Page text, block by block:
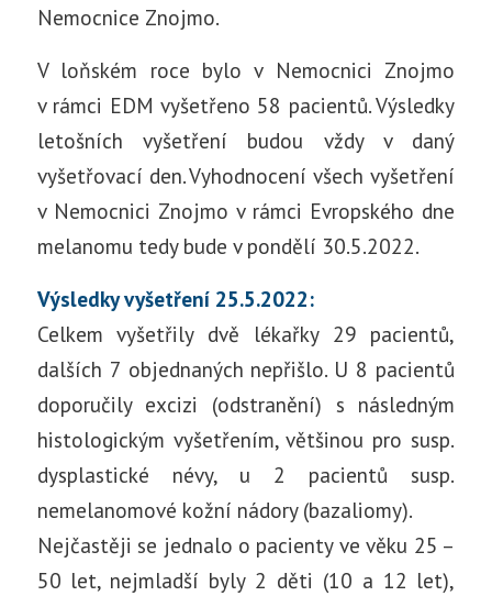
Nemocnice Znojmo.
V loňském roce bylo v Nemocnici Znojmo
v rámci EDM vyšetřeno 58 pacientů. Výsledky
letošních vyšetření budou vždy v daný
vyšetřovací den. Vyhodnocení všech vyšetření
v Nemocnici Znojmo v rámci Evropského dne
melanomu tedy bude v pondělí 30.5.2022.
Výsledky vyšetření 25.5.2022:
Celkem vyšetřily dvě lékařky 29 pacientů,
dalších 7 objednaných nepřišlo. U 8 pacientů
doporučily excizi (odstranění) s následným
histologickým vyšetřením, většinou pro susp.
dysplastické névy, u 2 pacientů susp.
nemelanomové kožní nádory (bazaliomy).
Nejčastěji se jednalo o pacienty ve věku 25 –
50 let, nejmladší byly 2 děti (10 a 12 let),